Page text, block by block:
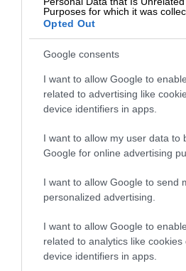
Purposes for which it was
Opted Out
Google consents
I want to allow Google to
related to advertising like
device identifiers in apps.
I want to allow my user data to
Google for online advertising
I want to allow Google to send
personalized advertising.
I want to allow Google to
related to analytics like cookies
device identifiers in apps.
neodmysliteľnou zastávkou
Postiguet. Nachádza sa
miestom nielen pre turistov,
Na záver dňa je ideálnym
Explanada de España–
mozaikovým vzorom. Nájdete
pod holým nebom, ktoré
stredomorskú atmosféru.